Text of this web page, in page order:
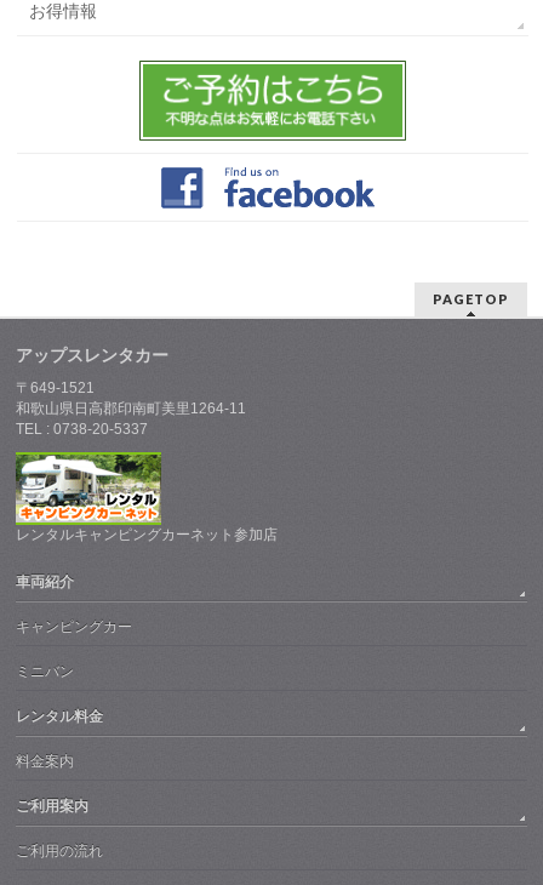
お得情報
PAGETOP
アップスレンタカー
〒649-1521
和歌山県日高郡印南町美里1264-11
TEL : 0738-20-5337
レンタルキャンピングカーネット参加店
車両紹介
キャンピングカー
ミニバン
レンタル料金
料金案内
ご利用案内
ご利用の流れ